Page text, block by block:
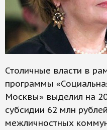
Столичные власти в
программы
Москвы» выделил на
субсидии 62 млн
межличностных